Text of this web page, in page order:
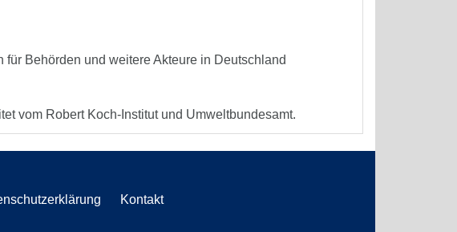
Behörden und weitere Akteure in Deutschland
vom Robert Koch-Institut und Umweltbundesamt.
Kontakt